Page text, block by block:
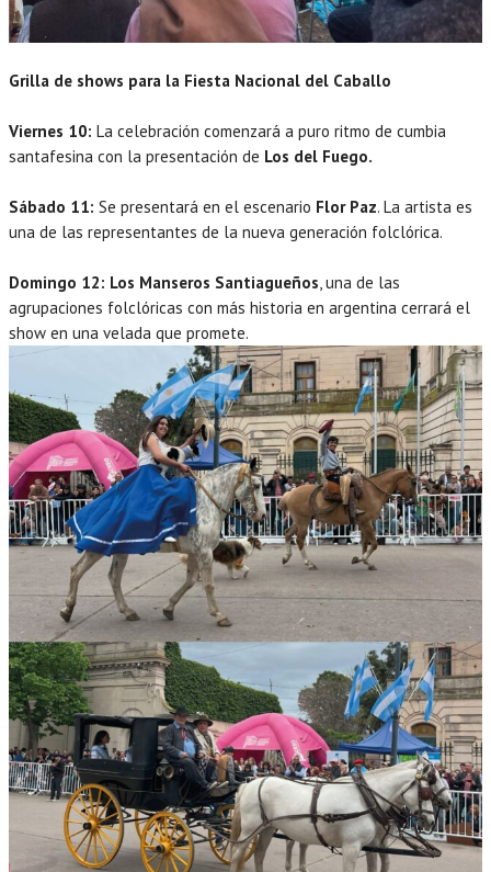
Grilla de shows para la Fiesta Nacional del Caballo
Viernes 10: La celebración comenzará a puro ritmo de cumbia
santafesina con la presentación de Los del Fuego.
Sábado 11: Se presentará en el escenario Flor Paz. La artista es
una de las representantes de la nueva generación folclórica.
Domingo 12: Los Manseros Santiagueños, una de las
agrupaciones folclóricas con más historia en argentina cerrará el
show en una velada que promete.